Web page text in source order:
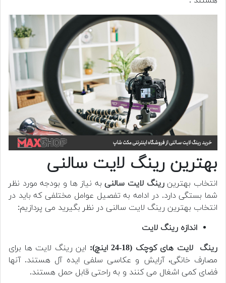
بهترین رینگ لایت سالنی
انتخاب بهترینرینگ لایت سالنیبه نیاز ها و بودجه مورد نظر
شما بستگی دارد. در ادامه به تفصیل عوامل مختلفی که باید در
انتخاب بهترین رینگ لایت سالنی در نظر بگیرید می پردازیم:
اندازه رینگ لایت
رینگ لایت های کوچک (18-24 اینچ):
این رینگ لایت ها برای
مصارف خانگی، آرایش و عکاسی سلفی ایده آل هستند. آنها
فضای کمی اشغال می کنند و به راحتی قابل حمل هستند.